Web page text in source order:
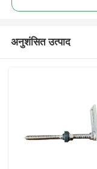
अनुशंसित उत्पाद